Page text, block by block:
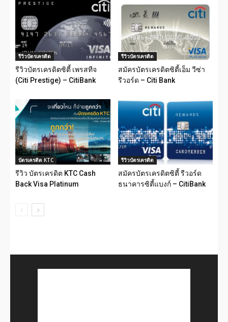
รีวิวบัตรเครดิต
รีวิวบัตรเครดิตซิตี้ เพรสทีจ
(Citi Prestige) – CitiBank
รีวิวบัตรเครดิต
สมัครบัตรเครดิตซิตี้เอ็ม วีซ่า
รีวอร์ด – Citi Bank
บัตรเครดิต KTC
รีวิว บัตรเครดิต KTC Cash
Back Visa Platinum
รีวิวบัตรเครดิต
สมัครบัตรเครดิตซิตี้ รีวอร์ด
ธนาคารซิตี้แบงก์ – CitiBank